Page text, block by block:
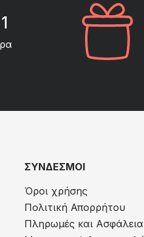
ΣΥΝΔΕΣΜΟΙ
Όροι χρήσης
Πολιτική Απορρήτου
Πληρωμές και Ασφάλεια